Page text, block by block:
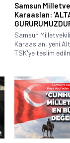
Samsun
Karaaslan:
Samsun
Karaaslan, yeni
TSK'ye teslim